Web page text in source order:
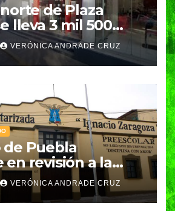
de Plaza
lleva 3 mil 500
VERÓNICA ANDRADE CRUZ
Puebla
revisión a la
Militarizada para
Armenta
VERÓNICA ANDRADE CRUZ